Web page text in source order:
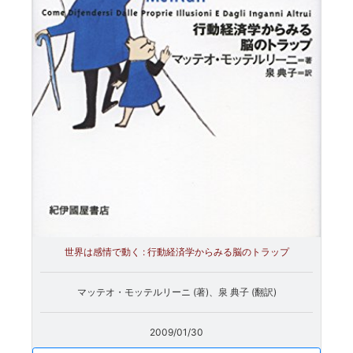
世界は感情で動く : 行動経済学からみる脳のトラップ
マッテオ・モッテルリーニ (著)、泉 典子 (翻訳)
2009/01/30